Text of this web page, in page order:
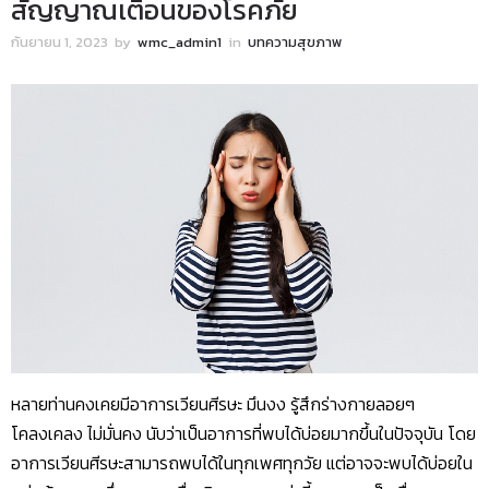
สัญญาณเตือนของโรคภัย
กันยายน 1, 2023 by wmc_admin1 in บทความสุขภาพ
หลายท่านคงเคยมีอาการเวียนศีรษะ มึนงง รู้สึกร่างกายลอยๆ
โคลงเคลง ไม่มั่นคง นับว่าเป็นอาการที่พบได้บ่อยมากขึ้นในปัจจุบัน โดย
อาการเวียนศีรษะสามารถพบได้ในทุกเพศทุกวัย แต่อาจจะพบได้บ่อยใน